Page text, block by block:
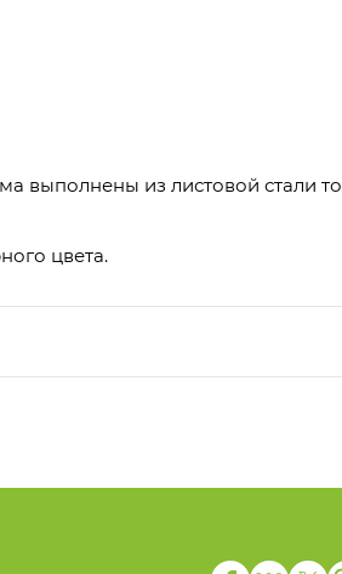
выполнены из листовой стали
цвета.